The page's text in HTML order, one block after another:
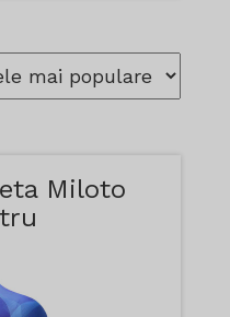
Miloto